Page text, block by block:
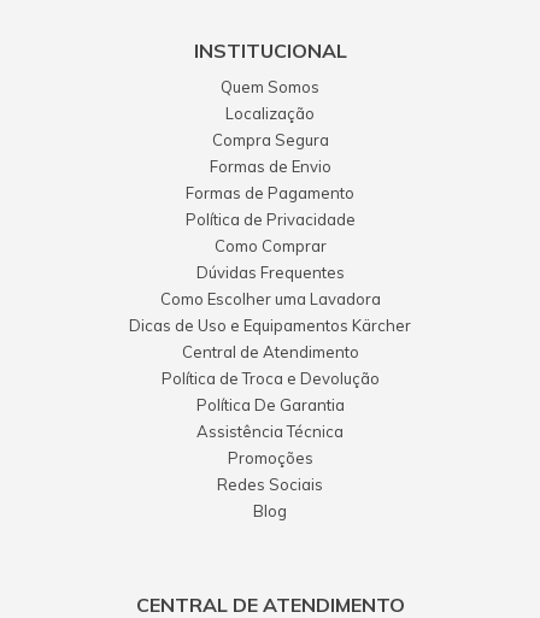
INSTITUCIONAL
Quem Somos
Localização
Compra Segura
Formas de Envio
Formas de Pagamento
Política de Privacidade
Como Comprar
Dúvidas Frequentes
Como Escolher uma Lavadora
Dicas de Uso e Equipamentos Kärcher
Central de Atendimento
Política de Troca e Devolução
Política De Garantia
Assistência Técnica
Promoções
Redes Sociais
Blog
CENTRAL DE ATENDIMENTO